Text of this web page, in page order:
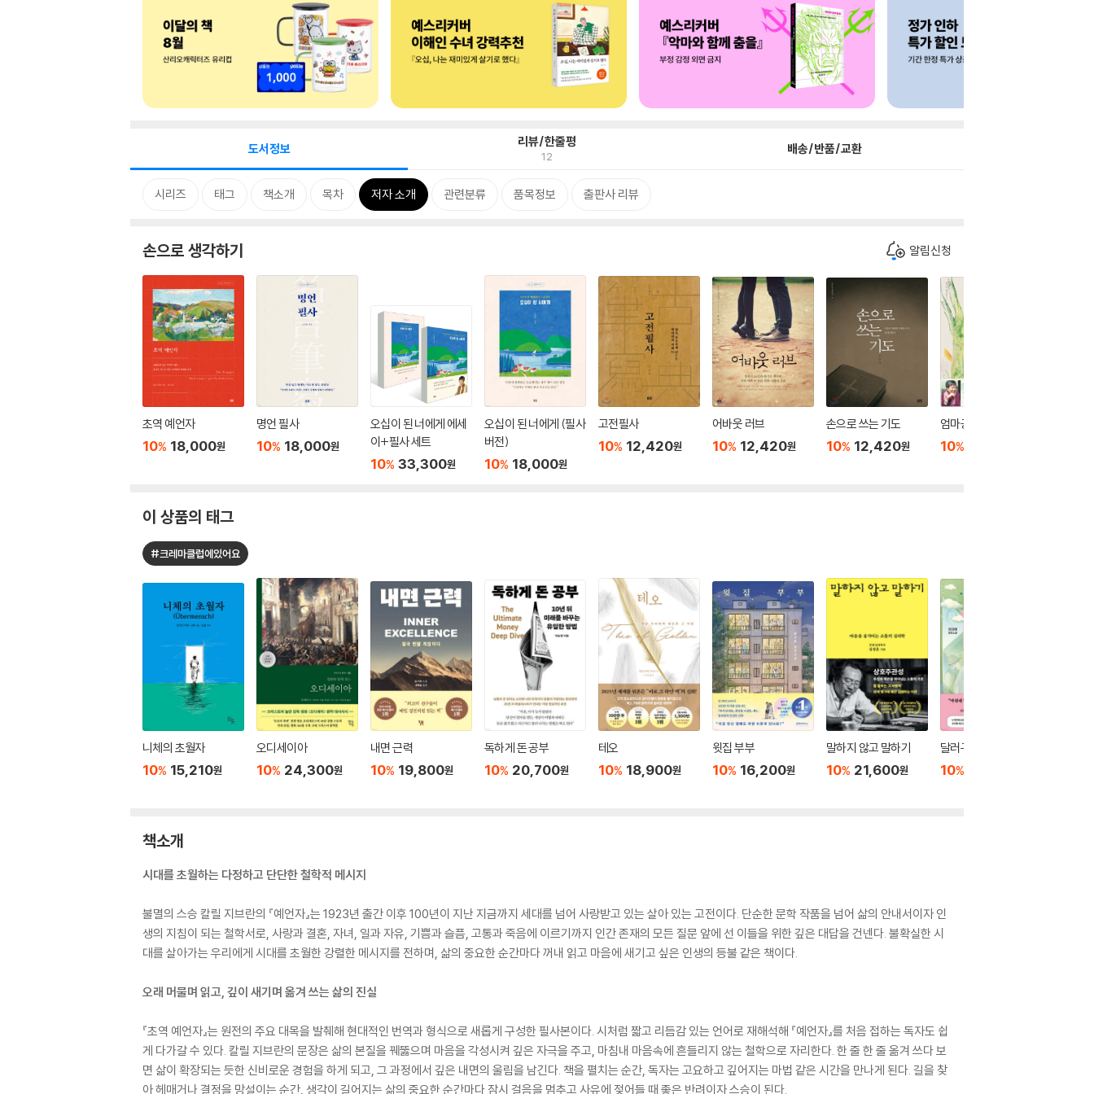
도서정보 리뷰/한줄평
12 배송/반품/교환
시리즈 태그 책소개 목차 저자 소개 관련분류 품목정보 출판사 리뷰
손으로 생각하기 알림신청
초역 예언자
10% 18,000원
명언 필사
10% 18,000원
오십이 된 너에게 에세
이+필사 세트
10% 33,300원
오십이 된 너에게 (필사
버전)
10% 18,000원
고전필사
10% 12,420원
어바웃 러브
10% 12,420원
손으로 쓰는 기도
10% 12,420원
엄마공부
10%
이 상품의 태그
#크레마클럽에있어요
니체의 초월자
10% 15,210원
오디세이아
10% 24,300원
내면 근력
10% 19,800원
독하게 돈 공부
10% 20,700원
테오
10% 18,900원
윗집 부부
10% 16,200원
말하지 않고 말하기
10% 21,600원
달러구트 꿈 백화점 0
10%
책소개
시대를 초월하는 다정하고 단단한 철학적 메시지
불멸의 스승 칼릴 지브란의 『예언자』는 1923년 출간 이후 100년이 지난 지금까지 세대를 넘어 사랑받고 있는 살아 있는 고전이다. 단순한 문학 작품을 넘어 삶의 안내서이자 인
생의 지침이 되는 철학서로, 사랑과 결혼, 자녀, 일과 자유, 기쁨과 슬픔, 고통과 죽음에 이르기까지 인간 존재의 모든 질문 앞에 선 이들을 위한 깊은 대답을 건넨다. 불확실한 시
대를 살아가는 우리에게 시대를 초월한 강렬한 메시지를 전하며, 삶의 중요한 순간마다 꺼내 읽고 마음에 새기고 싶은 인생의 등불 같은 책이다.
오래 머물며 읽고, 깊이 새기며 옮겨 쓰는 삶의 진실
『초역 예언자』는 원전의 주요 대목을 발췌해 현대적인 번역과 형식으로 새롭게 구성한 필사본이다. 시처럼 짧고 리듬감 있는 언어로 재해석해 『예언자』를 처음 접하는 독자도 쉽
게 다가갈 수 있다. 칼릴 지브란의 문장은 삶의 본질을 꿰뚫으며 마음을 각성시켜 깊은 자극을 주고, 마침내 마음속에 흔들리지 않는 철학으로 자리한다. 한 줄 한 줄 옮겨 쓰다 보
면 삶이 확장되는 듯한 신비로운 경험을 하게 되고, 그 과정에서 깊은 내면의 울림을 남긴다. 책을 펼치는 순간, 독자는 고요하고 깊어지는 마법 같은 시간을 만나게 된다. 길을 찾
아 헤매거나 결정을 망설이는 순간, 생각이 길어지는 삶의 중요한 순간마다 잠시 걸음을 멈추고 사유에 젖어들 때 좋은 반려이자 스승이 된다.